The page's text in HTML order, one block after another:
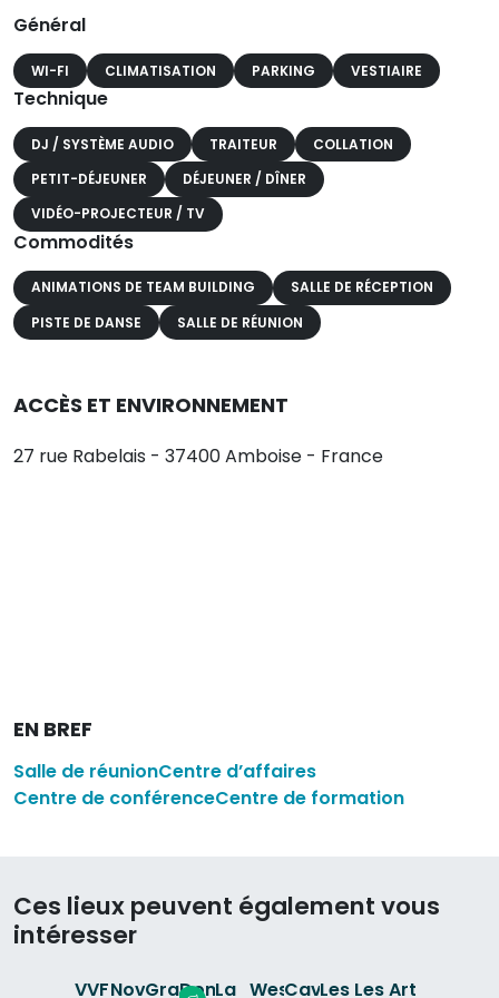
Général
WI-FI CLIMATISATION PARKING VESTIAIRE
Technique
DJ / SYSTÈME AUDIO TRAITEUR
COLLATION
PETIT-DÉJEUNER
DÉJEUNER / DÎNER
VIDÉO-PROJECTEUR / TV
Commodités
ANIMATIONS DE TEAM BUILDING
SALLE DE RÉCEPTION
PISTE DE DANSE
SALLE DE RÉUNION
ACCÈS ET ENVIRONNEMENT
27 rue Rabelais - 37400 Amboise - France
EN BREF
Salle de réunionCentre d’affaires
Centre de conférenceCentre de formation
Ces lieux peuvent également vous
intéresser
VVFNovotelGrangeDomaine
La Westotel
CaveLes LesArt